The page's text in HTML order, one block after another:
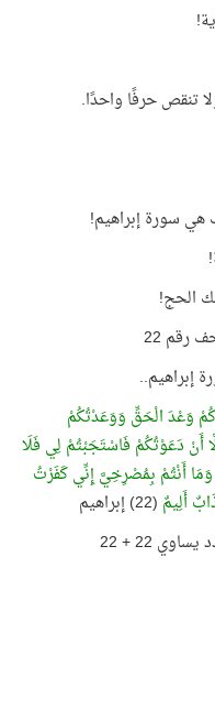
الحج!
رقم 22
وَعْدَ الْحَقِّ وَوَعَدْتُكُمْ
أَنْ دَعَوْتُكُمْ فَاسْتَجَبْتُمْ لِي فَلَا
أَنْتُمْ بِمُصْرِخِيَّ إِنِّي كَفَرْتُ
أَلِيمٌ (22) إبراهيم